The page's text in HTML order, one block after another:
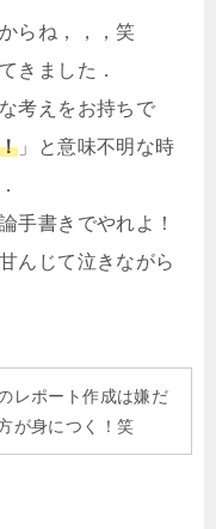
らね，，，笑
きました．
考えをお持ちで
」と意味不明な時
手書きでやれよ！
んじて泣きながら
レポート作成は嫌だ
が身につく！笑